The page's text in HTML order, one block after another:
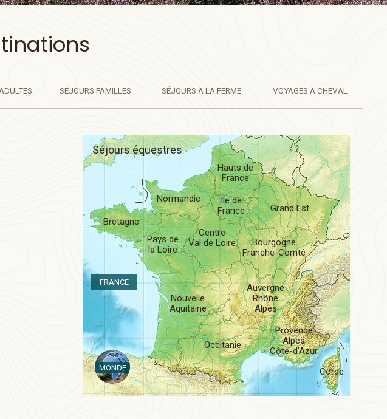
ADULTES SÉJOURS FAMILLES SÉJOURS À LA FERME VOYAGES À CHEVAL
Séjours équestres
FRANCE
MONDE
Hauts de
France
Normandie
Ile de
France
Grand Est
Bretagne
Pays de
la Loire
Centre
Val de Loire
Bourgogne
Franche-Comté
Nouvelle
Aquitaine
Auvergne
Rhône
Alpes
Occitanie
Provence
Alpes
Côte-d'Azur
Corse